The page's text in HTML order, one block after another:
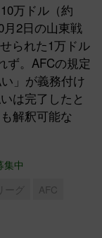
万ドル（約
月2日の山東戦
られた1万ドル
ず。AFCの規定
」が義務付け
は完了したと
解釈可能な
集中
ーグ
AFC